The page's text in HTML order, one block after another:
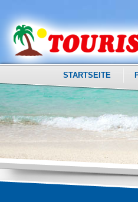
STARTSEITE